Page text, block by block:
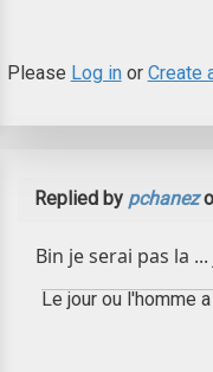
Please Log inor Create
Replied by pchanez
Bin je serai pas la
Le jour ou l'homme